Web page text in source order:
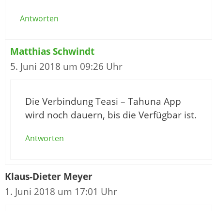
Antworten
Matthias Schwindt
5. Juni 2018 um 09:26 Uhr
Die Verbindung Teasi – Tahuna App
wird noch dauern, bis die Verfügbar ist.
Antworten
Klaus-Dieter Meyer
1. Juni 2018 um 17:01 Uhr